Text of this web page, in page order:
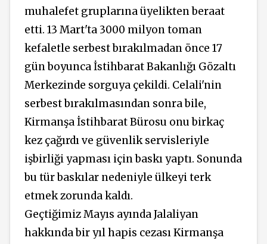
muhalefet gruplarına üyelikten beraat
etti. 13 Mart'ta 3000 milyon toman
kefaletle serbest bırakılmadan önce 17
gün boyunca İstihbarat Bakanlığı Gözaltı
Merkezinde sorguya çekildi. Celali'nin
serbest bırakılmasından sonra bile,
Kirmanşa İstihbarat Bürosu onu birkaç
kez çağırdı ve güvenlik servisleriyle
işbirliği yapması için baskı yaptı. Sonunda
bu tür baskılar nedeniyle ülkeyi terk
etmek zorunda kaldı.
Geçtiğimiz Mayıs ayında Jalaliyan
hakkında bir yıl hapis cezası Kirmanşa